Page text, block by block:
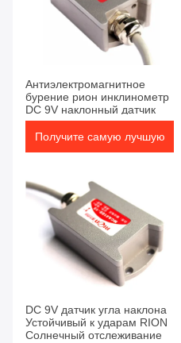
Антиэлектромагнитное
бурение рион инклинометр
DC 9V наклонный датчик
Получите самую лучшую
DC 9V датчик угла наклона
Устойчивый к ударам RION
Солнечный отслеживание